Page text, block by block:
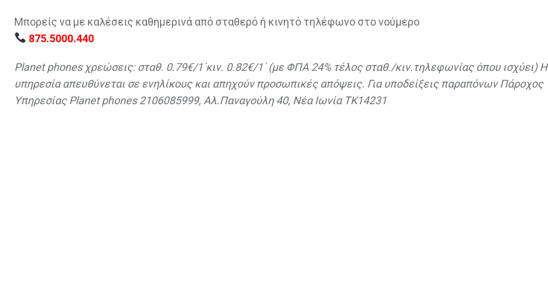
Μπορείς να με καλέσεις καθημερινά από σταθερό ή κινητό τηλέφωνο στο νούμερο
875.5000.440
Planet phones χρεώσεις: σταθ. 0.79€/1΄κιν. 0.82€/1΄ (με ΦΠΑ 24% τέλος σταθ./κιν.τηλεφωνίας όπου ισχύει) Η
υπηρεσία απευθύνεται σε ενηλίκους και απηχούν προσωπικές απόψεις. Για υποδείξεις παραπόνων Πάροχος
Υπηρεσίας Planet phones 2106085999, Αλ.Παναγούλη 40, Νέα Ιωνία TK14231